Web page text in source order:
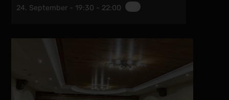
24. September - 19:30 - 22:00